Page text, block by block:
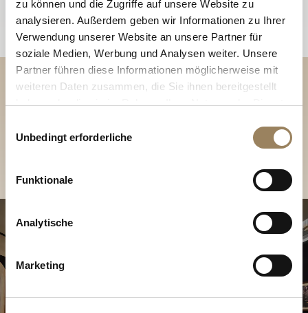
zu können und die Zugriffe auf unsere Website zu
analysieren. Außerdem geben wir Informationen zu Ihrer
Verwendung unserer Website an unsere Partner für
soziale Medien, Werbung und Analysen weiter. Unsere
Partner führen diese Informationen möglicherweise mit
weiteren Daten zusammen, die Sie ihnen bereitgestellt
haben oder die sie im Rahmen Ihrer Nutzung der Dienste
Unbedingt erforderliche
Funktionale
Analytische
Marketing
Entdecken Sie unsere
Kollektionen in der Boutique